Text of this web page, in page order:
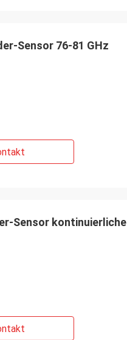
Sensor 76-81 GHz
Sensor kontinuierliche